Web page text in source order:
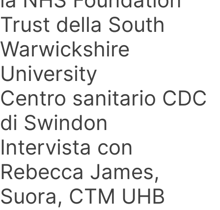
Trust della South
Warwickshire
University
Centro sanitario CDC
di Swindon
Intervista con
Rebecca James,
Suora, CTM UHB